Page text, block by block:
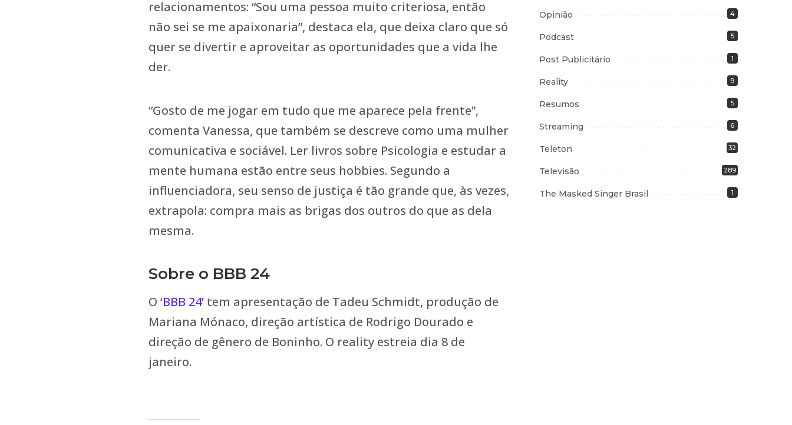
relacionamentos: “Sou uma pessoa muito criteriosa, então
não sei se me apaixonaria”, destaca ela, que deixa claro que só
quer se divertir e aproveitar as oportunidades que a vida lhe
der.
“Gosto de me jogar em tudo que me aparece pela frente”,
comenta Vanessa, que também se descreve como uma mulher
comunicativa e sociável. Ler livros sobre Psicologia e estudar a
mente humana estão entre seus hobbies. Segundo a
influenciadora, seu senso de justiça é tão grande que, às vezes,
extrapola: compra mais as brigas dos outros do que as dela
mesma.
Sobre o BBB 24
O ‘BBB 24’ tem apresentação de Tadeu Schmidt, produção de
Mariana Mónaco, direção artística de Rodrigo Dourado e
direção de gênero de Boninho. O reality estreia dia 8 de
janeiro.
Opinião 4
Podcast 5
Post Publicitário 1
Reality 9
Resumos 5
Streaming 6
Teleton 32
Televisão 289
The Masked Singer Brasil 1